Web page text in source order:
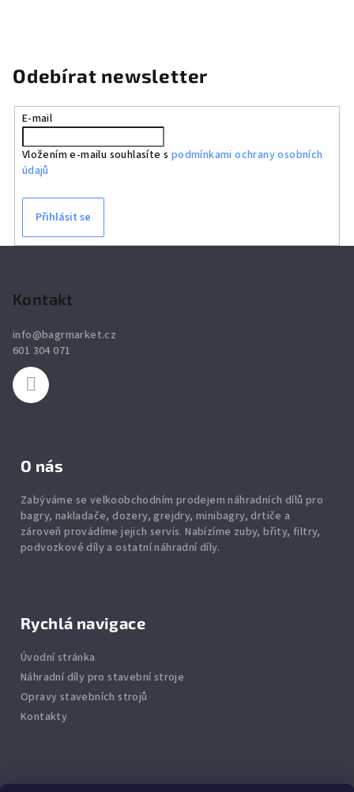
Odebírat newsletter
E-mail
Vložením e-mailu souhlasíte s podmínkami ochrany osobních
údajů
Přihlásit se
Kontakt
info@bagrmarket.cz
601 304 071
O nás
Zabýváme se velkoobchodním prodejem náhradních dílů pro
bagry, nakladače, dozery, grejdry, minibagry, drtiče a
zároveň provádíme jejich servis. Nabízíme zuby,břity,filtry,
podvozkové díly a ostatní náhradní díly.
Rychlá navigace
Úvodní stránka
Náhradní díly pro stavební stroje
Opravy stavebních strojů
Kontakty